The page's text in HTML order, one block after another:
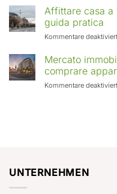
Affittare casa a
guida pratica
Kommentare deaktiviert
Mercato
comprare
Kommentare deaktiviert
UNTERNEHMEN